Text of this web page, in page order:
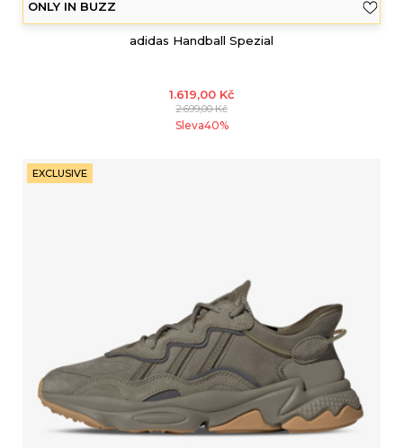
ONLY IN BUZZ
adidas Handball Spezial
1.619,00 Kč
2.699,00Kč
Sleva40%
EXCLUSIVE